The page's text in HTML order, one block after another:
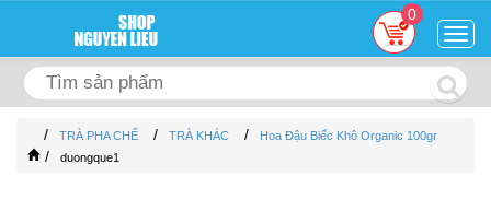
0
/ TRÀ PHA CHẾ / TRÀ KHÁC / Hoa Đậu Biếc Khô Organic 100gr
/ duongque1